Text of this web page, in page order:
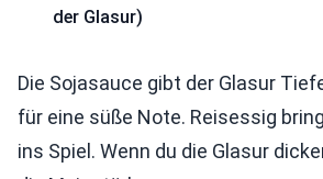
der Glasur)
Die Sojasauce gibt der Glasur
für eine süße Note. Reisessig
ins Spiel. Wenn du die Glasur